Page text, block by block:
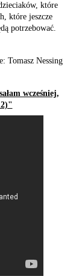
które
które jeszcze
potrzebować.
Tomasz Nessing
wcześniej,